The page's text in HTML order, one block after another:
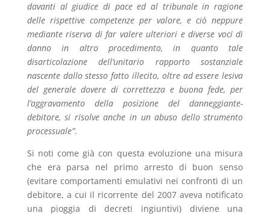
davanti al giudice di pace ed al tribunale in ragione
delle rispettive competenze per valore, e ciò neppure
mediante riserva di far valere ulteriori e diverse voci di
danno in altro procedimento, in quanto tale
disarticolazione dell’unitario rapporto sostanziale
nascente dallo stesso fatto illecito, oltre ad essere lesiva
del generale dovere di correttezza e buona fede, per
l’aggravamento della posizione del danneggiante-
debitore, si risolve anche in un abuso dello strumento
processuale”.
Si noti come già con questa evoluzione una misura
che era parsa nel primo arresto di buon senso
(evitare comportamenti emulativi nei confronti di un
debitore, a cui il ricorrente del 2007 aveva notificato
una pioggia di decreti ingiuntivi) diviene una